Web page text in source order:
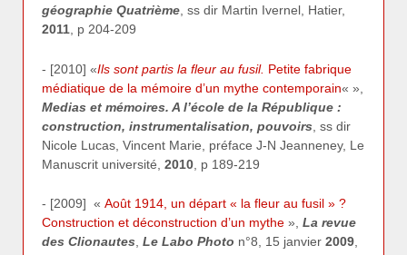
géographie Quatrième , ss dir Martin Ivernel, Hatier,
2011 , p 204-209
- [2010] «Ils sont partis la fleur au fusil. Petite fabrique
médiatique de la mémoire d’un mythe contemporain« »,
Medias et mémoires. A l’école de la République :
construction, instrumentalisation, pouvoirs , ss dir
Nicole Lucas, Vincent Marie, préface J-N Jeanneney, Le
Manuscrit université, 2010 , p 189-219
- [2009] « Août 1914, un départ « la fleur au fusil » ?
Construction et déconstruction d’un mythe », La revue
des Clionautes Le Labo Photo n°8, 15 janvier 2009